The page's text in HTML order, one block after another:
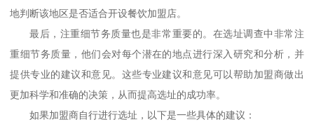
地判断该地区是否适合开设餐饮加盟店。
最后，注重细节务质量也是非常重要的。在选址调查中非常注
重细节务质量，他们会对每个潜在的地点进行深入研究和分析，并
提供专业的建议和意见。这些专业建议和意见可以帮助加盟商做出
更加科学和准确的决策，从而提高选址的成功率。
如果加盟商自行进行选址，以下是一些具体的建议：